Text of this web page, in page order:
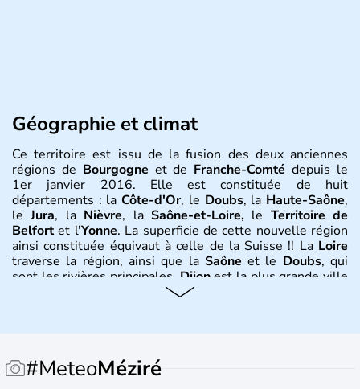
Géographie et climat
Ce territoire est issu de la fusion des deux anciennes
régions de Bourgogne et de Franche-Comté depuis le
1er janvier 2016. Elle est constituée de huit
départements : la Côte-d'Or, le Doubs, la Haute-Saône,
leJura, la Nièvre, la Saône-et-Loire,le Territoire de
Belfortet l'Yonne. La superficie de cette nouvelle région
ainsi constituée équivaut à celle de la Suisse !! La Loire
traverse la région, ainsi que la Saôneet le Doubs, qui
sont les rivières principales. Dijonest la plus grande ville
Besançon, Mâcon, Nevers, Belfort
Histoire et administration
#MeteoMéziré